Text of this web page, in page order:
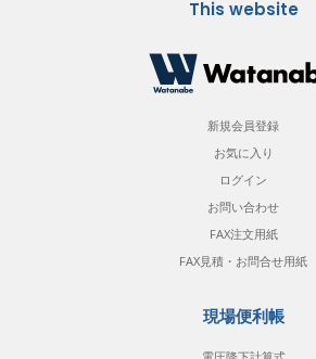
This website
新規会員登録
お気に入り
ログイン
お問い合わせ
FAX注文用紙
FAX見積・お問合せ用紙
現場便利帳